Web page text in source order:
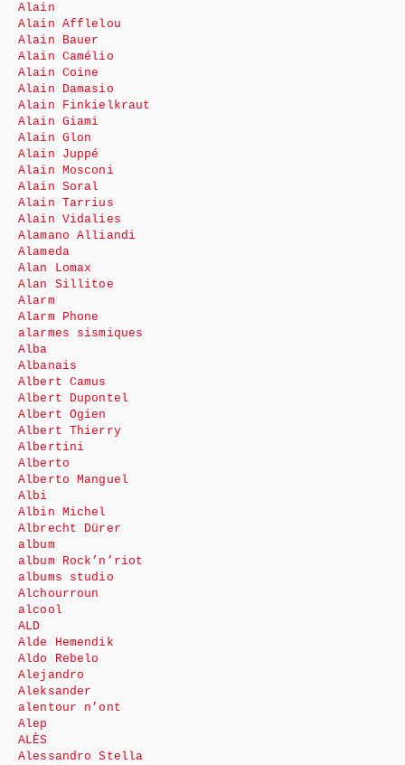
Alain
Alain Afflelou
Alain Bauer
Alain Camélio
Alain Coine
Alain Damasio
Alain Finkielkraut
Alain Giami
Alain Glon
Alain Juppé
Alain Mosconi
Alain Soral
Alain Tarrius
Alain Vidalies
Alamano Alliandi
Alameda
Alan Lomax
Alan Sillitoe
Alarm
Alarm Phone
alarmes sismiques
Alba
Albanais
Albert Camus
Albert Dupontel
Albert Ogien
Albert Thierry
Albertini
Alberto
Alberto Manguel
Albi
Albin Michel
Albrecht Dürer
album
album Rock’n’riot
albums studio
Alchourroun
alcool
ALD
Alde Hemendik
Aldo Rebelo
Alejandro
Aleksander
alentour n’ont
Alep
ALÈS
Alessandro Stella